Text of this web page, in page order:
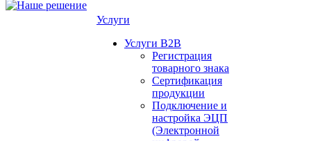
Услуги
Услуги B2B
Регистрация
товарного знака
Сертификация
продукции
Подключение и
настройка ЭЦП
(Электронной